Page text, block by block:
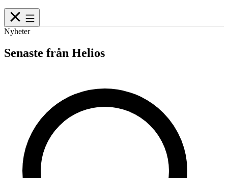
Nyheter
Senaste från Helios